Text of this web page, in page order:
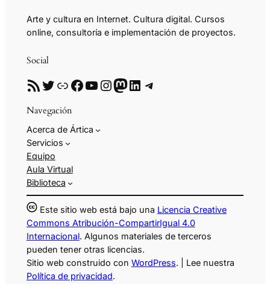
Arte y cultura en Internet. Cultura digital. Cursos
online, consultoría e implementación de proyectos.
Social
RSS Twitter Enlace Facebook YouTube InstagramMastodon LinkedIn Telegram
Navegación
Acerca de Ártica
Servicios
Equipo
Aula Virtual
Biblioteca
Este sitio web está bajo una Licencia Creative
Commons Atribución-CompartirIgual 4.0
Internacional. Algunos materiales de terceros
pueden tener otras licencias.
Sitio web construido con WordPress. | Lee nuestra
Política de privacidad.